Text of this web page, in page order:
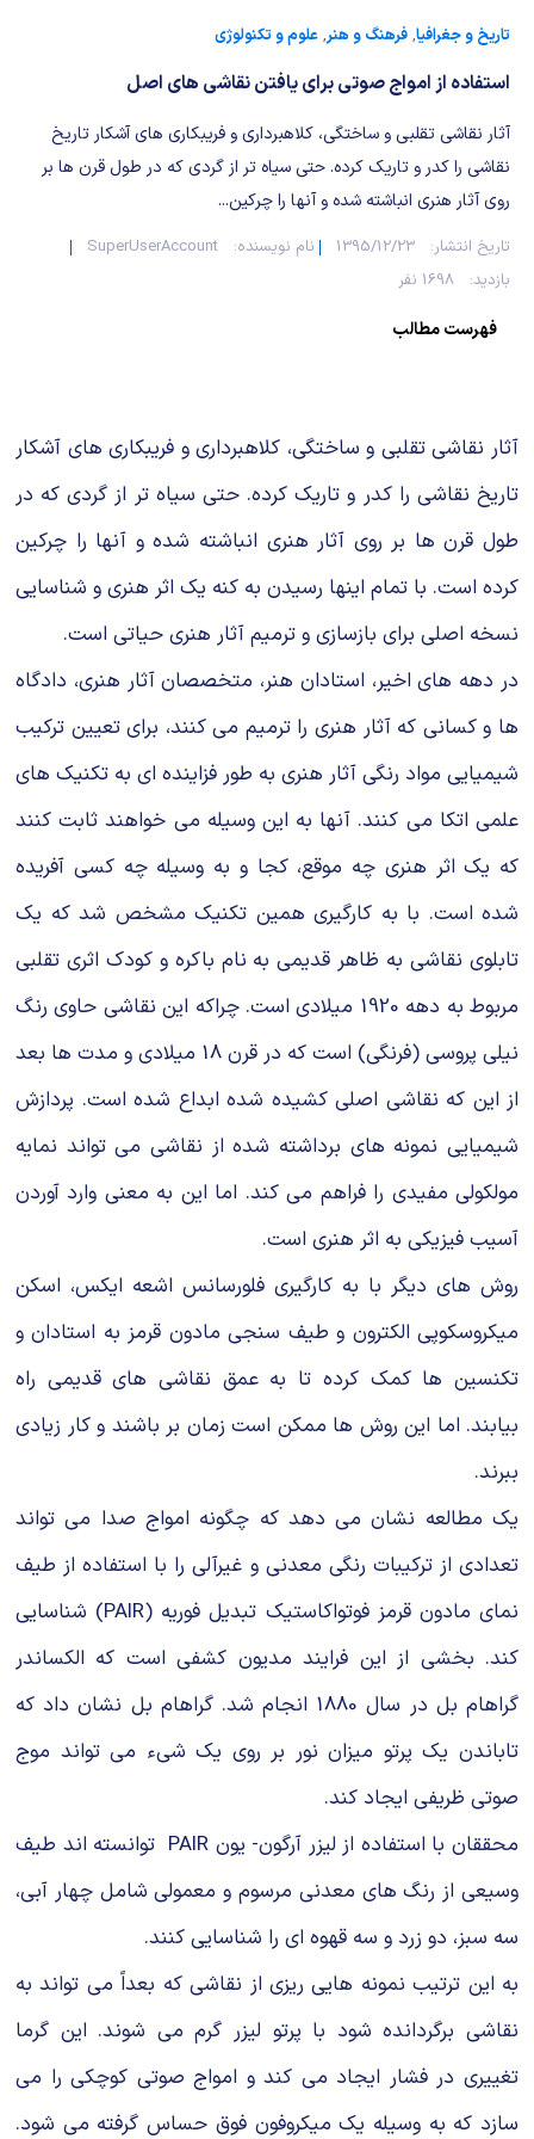
تاریخ و جغرافیا,فرهنگ و هنر,علوم و تکنولوژی
استفاده از امواج صوتی برای یافتن نقاشی های اصل
آثار نقاشی تقلبی و ساختگی، كلاهبرداری و فریبكاری های آشكار تاریخ
نقاشی را كدر و تاریك كرده. حتی سیاه تر از گردی كه در طول قرن ها بر
روی آثار هنری انباشته شده و آنها را چركین...
تاریخ انتشار: 1395/12/23 نام نویسنده:
SuperUserAccount
بازدید:
1698 نفر
فهرست مطالب
آثار نقاشی تقلبی و ساختگی، كلاهبرداری و فریبكاری های آشكار
تاریخ نقاشی را كدر و تاریك كرده. حتی سیاه تر از گردی كه در
طول قرن ها بر روی آثار هنری انباشته شده و آنها را چركین
كرده است. با تمام اینها رسیدن به كنه یك اثر هنری و شناسایی
نسخه اصلی برای بازسازی و ترمیم آثار هنری حیاتی است.
در دهه های اخیر، استادان هنر، متخصصان آثار هنری، دادگاه
ها و كسانی كه آثار هنری را ترمیم می كنند، برای تعیین تركیب
شیمیایی مواد رنگی آثار هنری به طور فزاینده ای به تكنیك های
علمی اتكا می كنند. آنها به این وسیله می خواهند ثابت كنند
كه یك اثر هنری چه موقع،‌ كجا و به وسیله چه كسی آفریده
شده است. با به كارگیری همین تكنیك مشخص شد كه یك
تابلوی نقاشی به ظاهر قدیمی به نام باكره و كودك اثری تقلبی
مربوط به دهه 1920 میلادی است. چراكه این نقاشی حاوی رنگ
نیلی پروسی (فرنگی) است كه در قرن 18 میلادی و مدت ها بعد
از این كه نقاشی اصلی كشیده شده ابداع شده است. پردازش
شیمیایی نمونه های برداشته شده از نقاشی می تواند نمایه
مولكولی مفیدی را فراهم می كند. اما این به معنی وارد آوردن
آسیب فیزیكی به اثر هنری است.
روش های دیگر با به كارگیری فلورسانس اشعه ایكس،‌ اسكن
میكروسكوپی الكترون و طیف سنجی مادون قرمز به استادان و
تكنسین ها كمك كرده تا به عمق نقاشی های قدیمی راه
بیابند. اما این روش ها ممكن است زمان بر باشند و كار زیادی
ببرند.
یک مطالعه نشان می دهد كه چگونه امواج صدا می تواند
تعدادی از تركیبات رنگی معدنی و غیرآلی را با استفاده از طیف
نمای مادون قرمز فوتواكاستیك تبدیل فوریه (PAIR) شناسایی
كند. بخشی از این فرایند مدیون كشفی است كه الكساندر
گراهام بل در سال 1880 انجام شد. گراهام بل نشان داد كه
تاباندن یك پرتو میزان نور بر روی یك شیء می تواند موج
صوتی ظریفی ایجاد كند.
محققان با استفاده از لیزر آرگون- یون PAIR توانسته اند طیف
وسیعی از رنگ های معدنی مرسوم و معمولی شامل چهار آبی،
سه سبز، دو زرد و سه قهوه ای را شناسایی كنند.
به این ترتیب نمونه هایی ریزی از نقاشی كه بعداً می تواند به
نقاشی برگردانده شود با پرتو لیزر گرم می شوند. این گرما
تغییری در فشار ایجاد می كند و امواج صوتی كوچكی را می
سازد كه به وسیله یك میكروفون فوق حساس گرفته می شود.
مطالب جالب شیمی
بمب های شیمیایی
شیمی عمومی
طب سنتی
گیاهان دارویی